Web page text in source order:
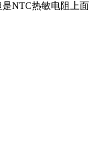
NTC热敏电阻上面